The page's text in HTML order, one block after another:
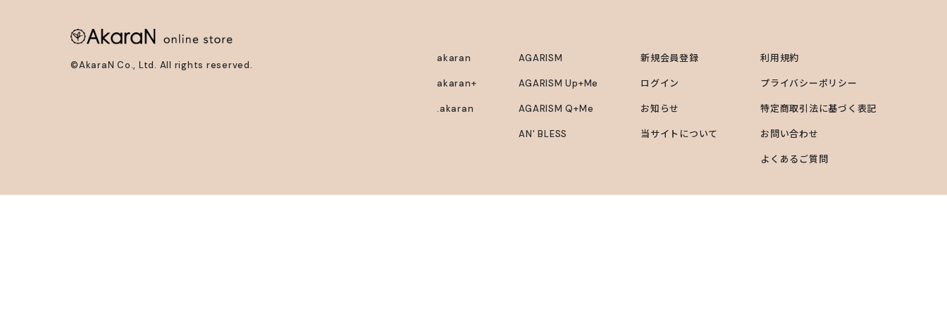
©AkaraN Co., Ltd. All rights reserved.
akaran
akaran+
.akaran
AGARISM
AGARISM Up+Me
AGARISM Q+Me
AN' BLESS
新規会員登録
ログイン
お知らせ
当サイトについて
利用規約
プライバシーポリシー
特定商取引法に基づく表記
お問い合わせ
よくあるご質問